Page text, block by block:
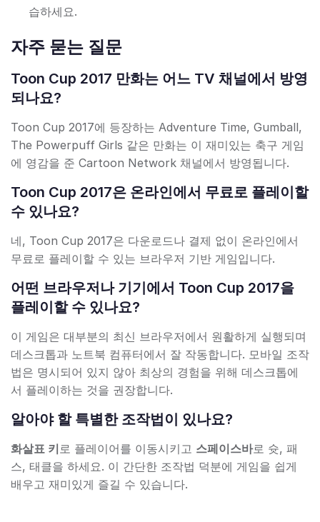
습하세요.
자주 묻는 질문
Toon Cup 2017 만화는 어느 TV 채널에서 방영
되나요?
Toon Cup 2017에 등장하는 Adventure Time, Gumball,
The Powerpuff Girls 같은 만화는 이 재미있는 축구 게임
에 영감을 준 Cartoon Network 채널에서 방영됩니다.
Toon Cup 2017은 온라인에서 무료로 플레이할
수 있나요?
네, Toon Cup 2017은 다운로드나 결제 없이 온라인에서
무료로 플레이할 수 있는 브라우저 기반 게임입니다.
어떤 브라우저나 기기에서 Toon Cup 2017을
플레이할 수 있나요?
이 게임은 대부분의 최신 브라우저에서 원활하게 실행되며
데스크톱과 노트북 컴퓨터에서 잘 작동합니다. 모바일 조작
법은 명시되어 있지 않아 최상의 경험을 위해 데스크톱에
서 플레이하는 것을 권장합니다.
알아야 할 특별한 조작법이 있나요?
화살표 키로 플레이어를 이동시키고 스페이스바로 슛, 패
스, 태클을 하세요. 이 간단한 조작법 덕분에 게임을 쉽게
배우고 재미있게 즐길 수 있습니다.